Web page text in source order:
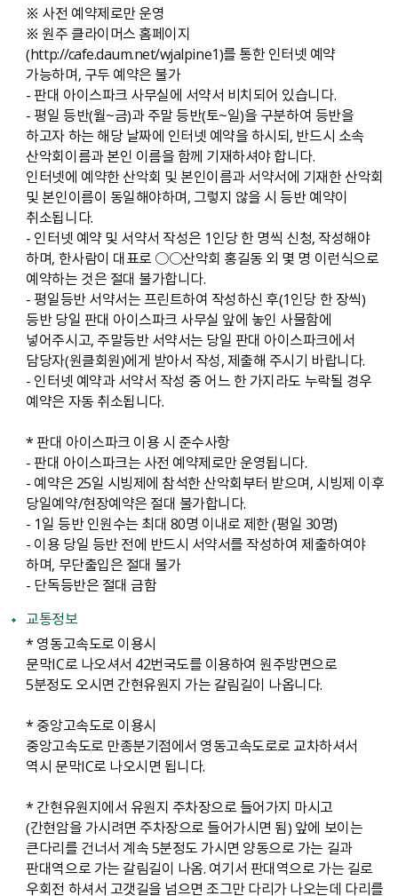
※ 사전 예약제로만 운영
※ 원주 클라이머스 홈페이지
（http://cafe.daum.net/wjalpine1）를 통한 인터넷 예약
가능하며, 구두 예약은 불가
- 판대 아이스파크 사무실에 서약서 비치되어 있습니다.
- 평일 등반（월~금）과 주말 등반（토~일）을 구분하여 등반을
하고자 하는 해당 날짜에 인터넷 예약을 하시되, 반드시 소속
산악회이름과 본인 이름을 함께 기재하셔야 합니다.
인터넷에 예약한 산악회 및 본인이름과 서약서에 기재한 산악회
및 본인이름이 동일해야하며, 그렇지 않을 시 등반 예약이
취소됩니다.
- 인터넷 예약 및 서약서 작성은 1인당 한 명씩 신청, 작성해야
하며, 한사람이 대표로 ○○산악회 홍길동 외 몇 명 이런식으로
예약하는 것은 절대 불가합니다.
- 평일등반 서약서는 프린트하여 작성하신 후（1인당 한 장씩）
등반 당일 판대 아이스파크 사무실 앞에 놓인 사물함에
넣어주시고, 주말등반 서약서는 당일 판대 아이스파크에서
담당자（원클회원）에게 받아서 작성, 제출해 주시기 바랍니다.
- 인터넷 예약과 서약서 작성 중 어느 한 가지라도 누락될 경우
예약은 자동 취소됩니다.
* 판대 아이스파크 이용 시 준수사항
- 판대 아이스파크는 사전 예약제로만 운영됩니다.
- 예약은 25일 시빙제에 참석한 산악회부터 받으며, 시빙제 이후
당일예약/현장예약은 절대 불가합니다.
- 1일 등반 인원수는 최대 80명 이내로 제한 （평일 30명）
- 이용 당일 등반 전에 반드시 서약서를 작성하여 제출하여야
하며, 무단출입은 절대 불가
- 단독등반은 절대 금함
교통정보
* 영동고속도로 이용시
문막IC로 나오셔서 42번국도를 이용하여 원주방면으로
5분정도 오시면 간현유원지 가는 갈림길이 나옵니다.
* 중앙고속도로 이용시
중앙고속도로 만종분기점에서 영동고속도로로 교차하셔서
역시 문막IC로 나오시면 됩니다.
* 간현유원지에서 유원지 주차장으로 들어가지 마시고
（간현암을 가시려면 주차장으로 들어가시면 됨） 앞에 보이는
큰다리를 건너서 계속 5분정도 가시면 양동으로 가는 길과
판대역으로 가는 갈림길이 나옴. 여기서 판대역으로 가는 길로
우회전 하셔서 고갯길을 넘으면 조그만 다리가 나오는데 다리를